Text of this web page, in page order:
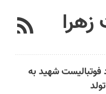
فوتبالیست شهید به